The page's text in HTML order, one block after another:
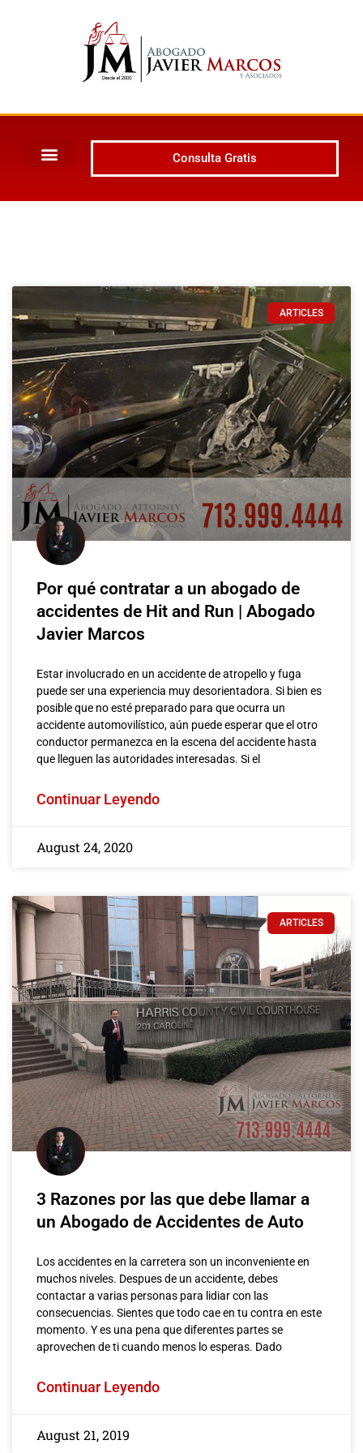
Consulta Gratis
ARTICLES
Por qué contratar a un abogado de
accidentes de Hit and Run | Abogado
Javier Marcos
Estar involucrado en un accidente de atropello y fuga
puede ser una experiencia muy desorientadora. Si bien es
posible que no esté preparado para que ocurra un
accidente automovilístico, aún puede esperar que el otro
conductor permanezca en la escena del accidente hasta
que lleguen las autoridades interesadas. Si el
Continuar Leyendo
August 24, 2020
ARTICLES
3 Razones por las que debe llamar a
un Abogado de Accidentes de Auto
Los accidentes en la carretera son un inconveniente en
muchos niveles. Despues de un accidente, debes
contactar a varias personas para lidiar con las
consecuencias. Sientes que todo cae en tu contra en este
momento. Y es una pena que diferentes partes se
aprovechen de ti cuando menos lo esperas. Dado
Continuar Leyendo
August 21, 2019